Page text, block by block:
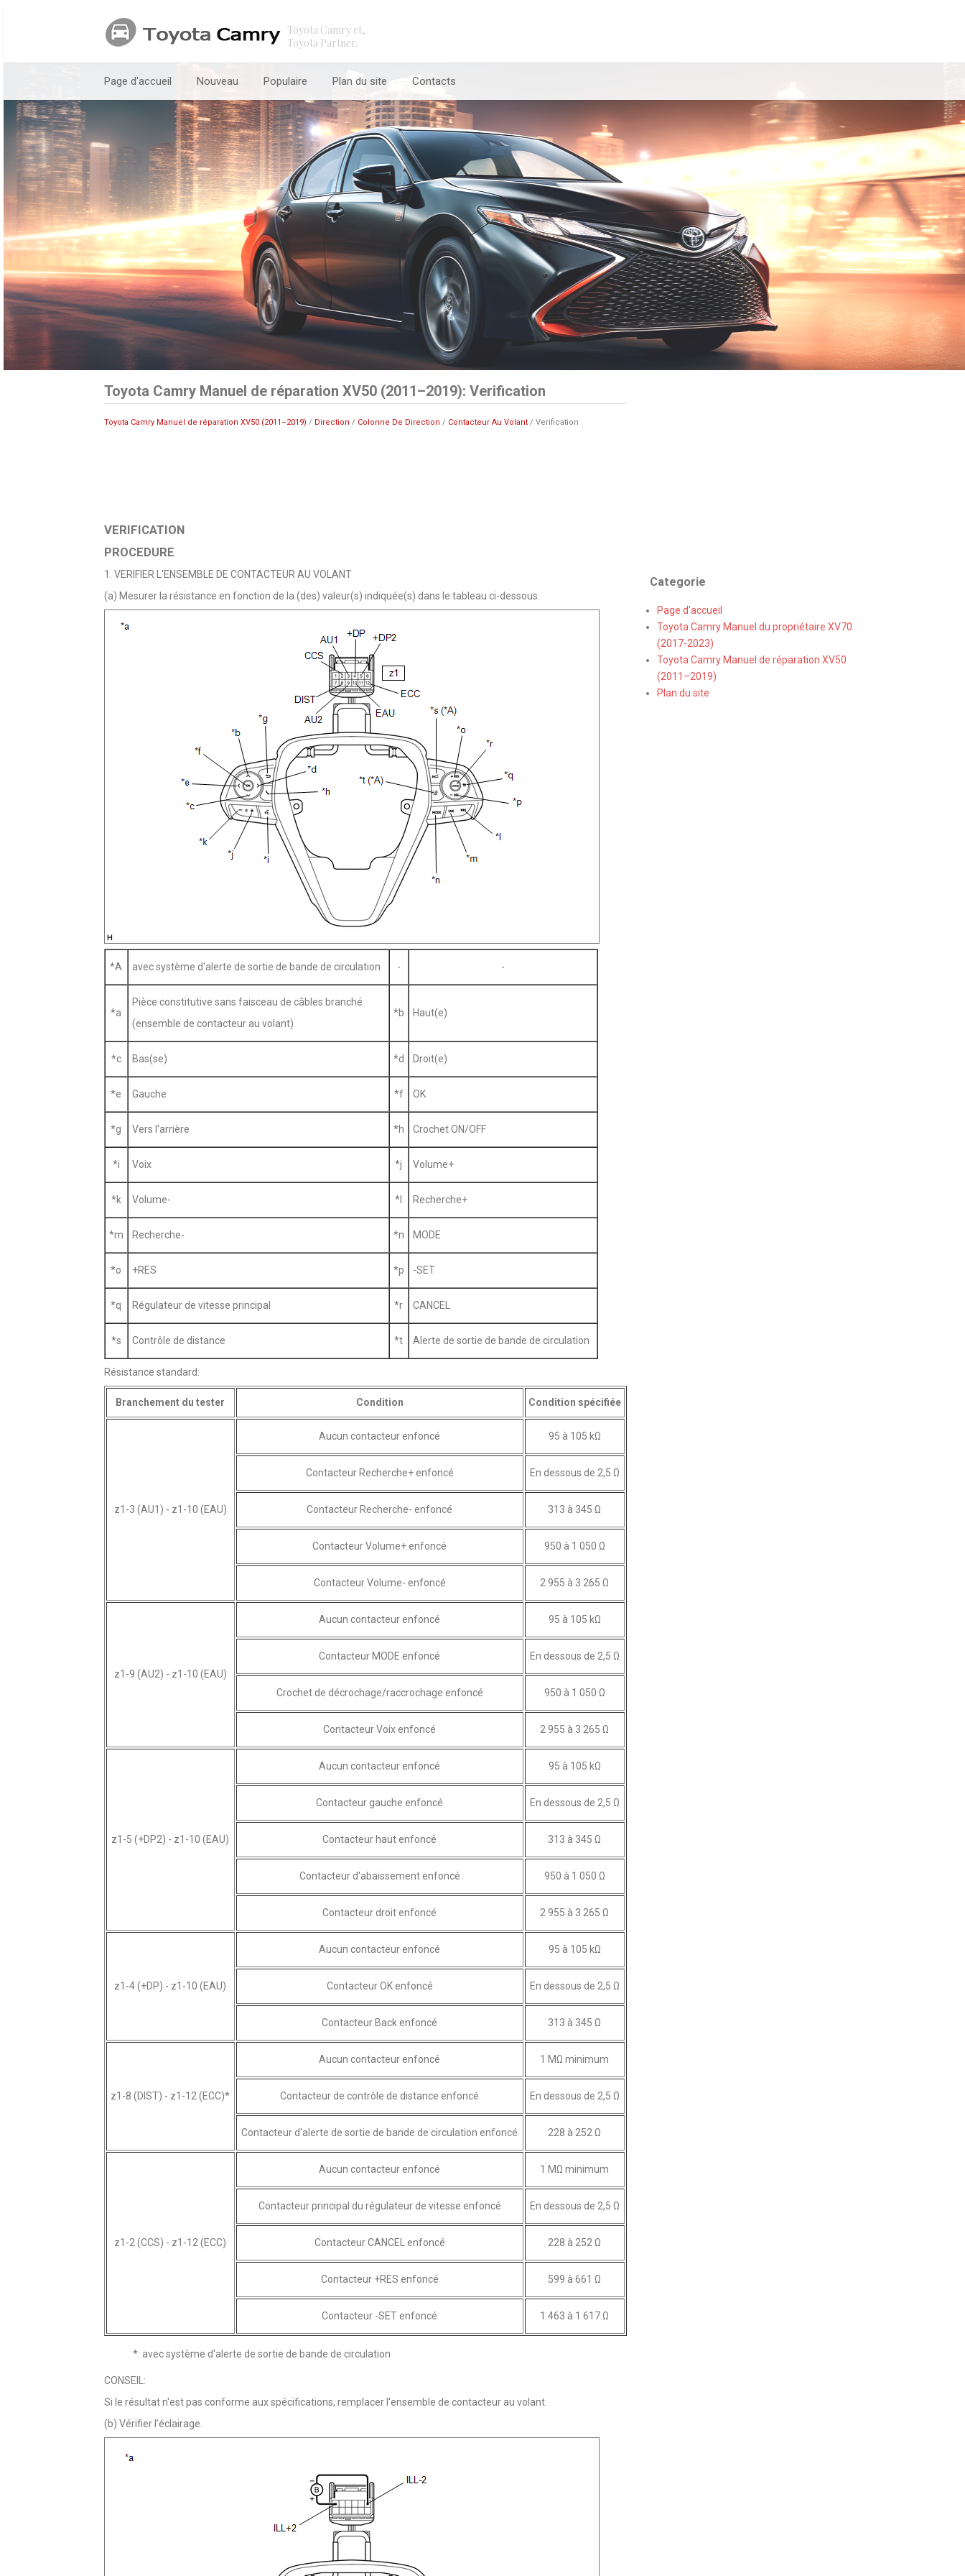
Toyota Camry et,
Toyota Partner.
Page d'accueil Nouveau Populaire Plan du site Contacts
Toyota Camry Manuel de réparation XV50 (2011–2019): Verification
Toyota Camry Manuel de réparation XV50 (2011–2019) / Direction / Colonne De Direction / Contacteur Au Volant/ Verification
VERIFICATION
PROCEDURE
1. VERIFIER L'ENSEMBLE DE CONTACTEUR AU VOLANT
(a) Mesurer la résistance en fonction de la (des) valeur(s) indiquée(s) dans le tableau ci-dessous.
*A avec système d'alerte de sortie de bande de circulation - -
*a
Pièce constitutive sans faisceau de câbles branché
(ensemble de contacteur au volant)
*b Haut(e)
*c Bas(se) *d Droit(e)
*e Gauche *f OK
*g Vers l'arrière *h Crochet ON/OFF
*i Voix *j Volume+
*k Volume- *l Recherche+
*m Recherche- *n MODE
*o +RES *p -SET
*q Régulateur de vitesse principal *r CANCEL
*s Contrôle de distance *t Alerte de sortie de bande de circulation
Résistance standard:
Branchement du tester Condition Condition spécifiée
z1-3 (AU1) - z1-10 (EAU)
Aucun contacteur enfoncé 95 à 105 kΩ
Contacteur Recherche+ enfoncé En dessous de 2,5 Ω
Contacteur Recherche- enfoncé 313 à 345 Ω
Contacteur Volume+ enfoncé 950 à 1 050 Ω
Contacteur Volume- enfoncé 2 955 à 3 265 Ω
z1-9 (AU2) - z1-10 (EAU)
Aucun contacteur enfoncé 95 à 105 kΩ
Contacteur MODE enfoncé En dessous de 2,5 Ω
Crochet de décrochage/raccrochage enfoncé 950 à 1 050 Ω
Contacteur Voix enfoncé 2 955 à 3 265 Ω
z1-5 (+DP2) - z1-10 (EAU)
Aucun contacteur enfoncé 95 à 105 kΩ
Contacteur gauche enfoncé En dessous de 2,5 Ω
Contacteur haut enfoncé 313 à 345 Ω
Contacteur d'abaissement enfoncé 950 à 1 050 Ω
Contacteur droit enfoncé 2 955 à 3 265 Ω
z1-4 (+DP) - z1-10 (EAU)
Aucun contacteur enfoncé 95 à 105 kΩ
Contacteur OK enfoncé En dessous de 2,5 Ω
Contacteur Back enfoncé 313 à 345 Ω
z1-8 (DIST) - z1-12 (ECC)*
Aucun contacteur enfoncé 1 MΩ minimum
Contacteur de contrôle de distance enfoncé En dessous de 2,5 Ω
Contacteur d'alerte de sortie de bande de circulation enfoncé 228 à 252 Ω
z1-2 (CCS) - z1-12 (ECC)
Aucun contacteur enfoncé 1 MΩ minimum
Contacteur principal du régulateur de vitesse enfoncé En dessous de 2,5 Ω
Contacteur CANCEL enfoncé 228 à 252 Ω
Contacteur +RES enfoncé 599 à 661 Ω
Contacteur -SET enfoncé 1 463 à 1 617 Ω
*: avec système d'alerte de sortie de bande de circulation
CONSEIL:
Si le résultat n'est pas conforme aux spécifications, remplacer l'ensemble de contacteur au volant.
(b) Vérifier l'éclairage.
Categorie
Page d'accueil
Toyota Camry Manuel du propriétaire XV70
(2017-2023)
Toyota Camry Manuel de réparation XV50
(2011–2019)
Plan du site